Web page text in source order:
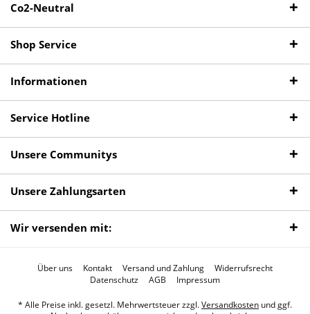
Co2-Neutral
Shop Service
Informationen
Service Hotline
Unsere Communitys
Unsere Zahlungsarten
Wir versenden mit:
Über uns Kontakt Versand und Zahlung
Widerrufsrecht
Datenschutz
AGB Impressum
* Alle Preise inkl. gesetzl. Mehrwertsteuer zzgl.Versandkosten und ggf.